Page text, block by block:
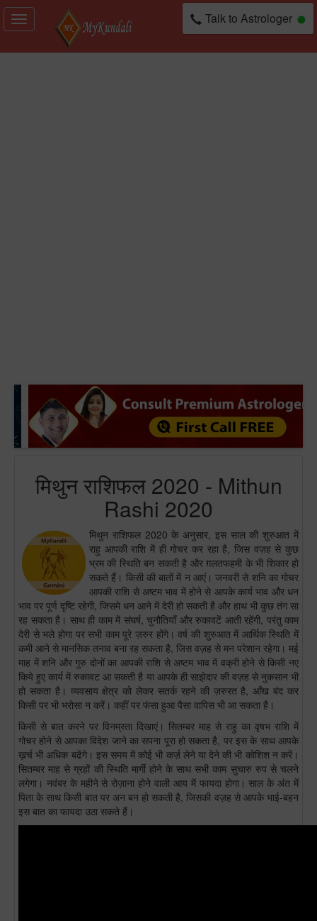
Toggle
navigation
Talk to Astrologer
मिथुन राशिफल 2020 - Mithun
Rashi 2020
मिथुन राशिफल 2020 के अनुसार, इस साल की शुरुआत में
राहु आपकी राशि में ही गोचर कर रहा है, जिस वज़ह से कुछ
भ्रम की स्थिति बन सकती है और ग़लतफहमी के भी शिकार हो
सकते हैं। किसी की बातों में न आएं। जनवरी से शनि का गोचर
आपकी राशि से अष्टम भाव में होने से आपके कार्य भाव और धन
भाव पर पूर्ण दृष्टि रहेगी, जिसमे धन आने में देरी हो सकती है और हाथ भी कुछ तंग सा
रह सकता है। साथ ही काम में संघर्ष, चुनौतियाँ और रुकावटें आती रहेंगी, परंतु काम
देरी से भले होगा पर सभी काम पूरे ज़रुर होंगे। वर्ष की शुरुआत में आर्थिक स्थिति में
कमी आने से मानसिक तनाव बना रह सकता है, जिस वज़ह से मन परेशान रहेगा। मई
माह में शनि और गुरु दोनों का आपकी राशि से अष्टम भाव में वक्री होने से किसी नए
किये हुए कार्य में रुकावट आ सकती है या आपके ही साझेदार की वज़ह से नुकसान भी
हो सकता है। व्यवसाय क्षेत्र को लेकर सतर्क रहने की ज़रुरत है, आँख बंद कर
किसी पर भी भरोसा न करें। कहीं पर फंसा हुआ पैसा वापिस भी आ सकता है।
किसी से बात करने पर विनम्रता दिखाएं। सितम्बर माह से राहु का वृषभ राशि में
गोचर होने से आपका विदेश जाने का सपना पूरा हो सकता है, पर इस के साथ आपके
ख़र्च भी अधिक बढेंगे। इस समय में कोई भी कर्ज़ लेने या देने की भी कोशिश न करें।
सितम्बर माह से ग्रहों की स्थिति मार्गी होने के साथ सभी काम सुचारु रुप से चलने
लगेगा। नवंबर के महीने से रोज़ाना होने वाली आय में फायदा होगा। साल के अंत में
पिता के साथ किसी बात पर अन बन हो सकती है, जिसकी वज़ह से आपके भाई-बहन
इस बात का फायदा उठा सकते हैं।